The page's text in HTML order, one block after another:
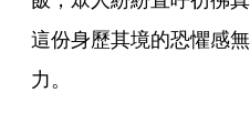
這份身歷其境的恐懼感
力。